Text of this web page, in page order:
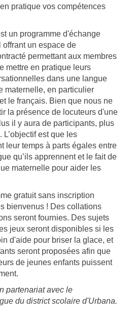
pratique vos compétences
un programme d'échange
offrant un espace de
permettant aux membres
mettre en pratique leurs
dans une langue
maternelle, en particulier
le français. Bien que nous ne
la présence de locuteurs d'une
il y aura de participants, plus
est que les
leur temps à parts égales entre
qu’ils apprennent et le fait de
maternelle pour aider les
gratuit sans inscription
bienvenus ! Des collations
seront fournies. Des sujets
jeux seront disponibles si les
d'aide pour briser la glace, et
seront proposées afin que
de jeunes enfants puissent
partenariat avec le
du district scolaire d'Urbana.